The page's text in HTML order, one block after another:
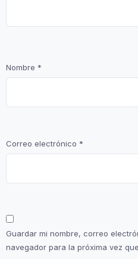
Nombre *
Correo electrónico *
Guardar mi nombre, correo
navegador para la próxima vez